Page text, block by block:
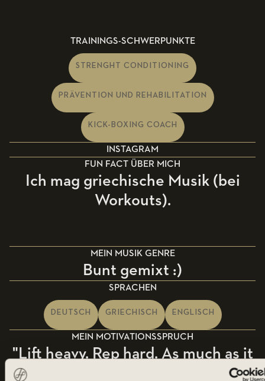
TRAININGS-SCHWERPUNKTE
STRENGHT CONDITIONING
PRÄVENTION UND REHABILITATION
KICK-BOXING COACH
INSTAGRAM
FUN FACT ÜBER MICH
Ich mag griechische Musik (bei
Workouts).
MEIN MUSIK GENRE
Bunt gemixt :)
SPRACHEN
DEUTSCH GRIECHISCH ENGLISCH
MEIN MOTIVATIONSSPRUCH
"Lift heavy. Rep hard. As much as it